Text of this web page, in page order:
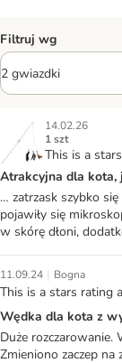
Filtruj wg
14.02.26
1 szt
This is a
Atrakcyjna dla kota,
… zatrzask szybko się
pojawiły się
w skórę dłoni,
11.09.24 | Bogna
This is a stars rating
Wędka dla kota z
Duże
Zmieniono zaczep